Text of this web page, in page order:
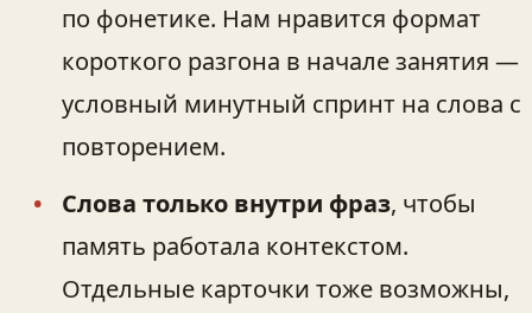
по фонетике. Нам нравится формат
короткого разгона в начале занятия —
условный минутный спринт на слова с
повторением.
Слова только внутри фраз, чтобы
память работала контекстом.
Отдельные карточки тоже возможны,